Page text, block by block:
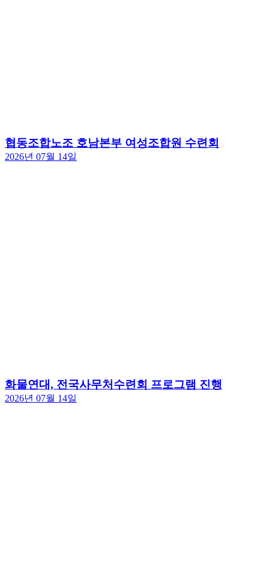
협동조합노조 호남본부 여성조합원 수련회
2026년 07월 14일
화물연대, 전국사무처수련회 프로그램 진행
2026년 07월 14일